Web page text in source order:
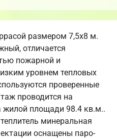
размером 7,5х8 м.
отличается
пожарной и
уровнем тепловых
проверенные
проводится на
жилой площади 98.4 кв.м..
минеральная
оснащены паро-